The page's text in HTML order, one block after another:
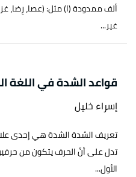
ألف ممدودة (ا) مثل: (عصا، رِضا،
غير...
قواعد الشدة في اللغة
إسراء خليل
تعريف الشدة الشدة هي إحدى
تدل على أنّ الحرف يتكون من
الأول...